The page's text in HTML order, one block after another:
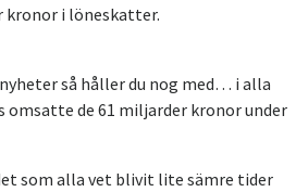
kronor i löneskatter.
så håller du nog med… i alla
omsatte de 61 miljarder kronor under
som alla vet blivit lite sämre tider